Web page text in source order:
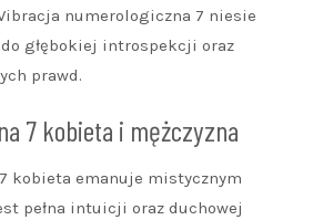
numerologiczna 7 niesie
głębokiej introspekcji oraz
prawd.
7 kobieta i mężczyzna
kobieta emanuje mistycznym
pełna intuicji oraz duchowej